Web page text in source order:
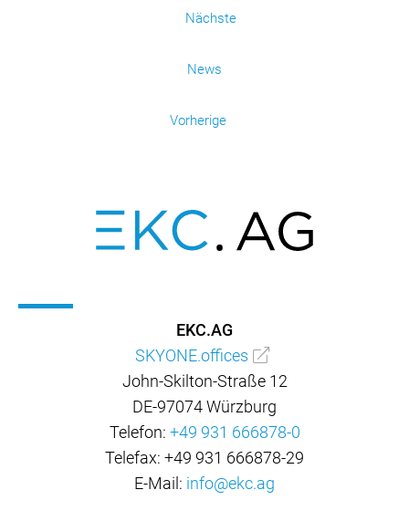
Nächste
News
Vorherige
EKC.AG
SKYONE.offices
John-Skilton-Straße 12
DE-97074 Würzburg
Telefon: +49 931 666878-0
Telefax: +49 931 666878-29
E-Mail: info@ekc.ag